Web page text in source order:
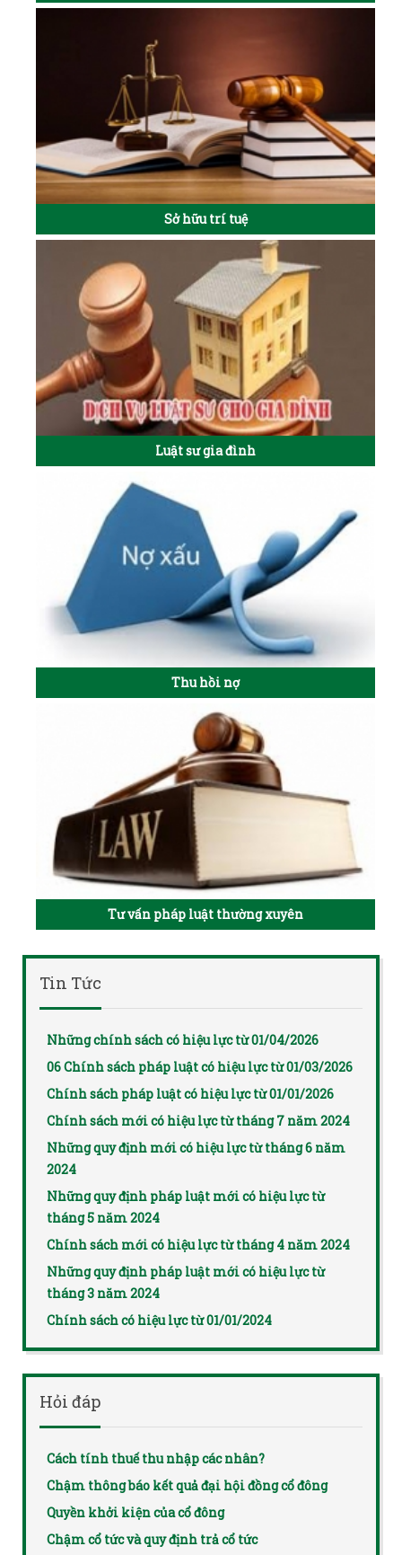
Sở hữu trí tuệ
Luật sư gia đình
Thu hồi nợ
Tư vấn pháp luật thường xuyên
Tin Tức
Những chính sách có hiệu lực từ 01/04/2026
06 Chính sách pháp luật có hiệu lực từ 01/03/2026
Chính sách pháp luật có hiệu lực từ 01/01/2026
Chính sách mới có hiệu lực từ tháng 7 năm 2024
Những quy định mới có hiệu lực từ tháng 6 năm
2024
Những quy định pháp luật mới có hiệu lực từ
tháng 5 năm 2024
Chính sách mới có hiệu lực từ tháng 4 năm 2024
Những quy định pháp luật mới có hiệu lực từ
tháng 3 năm 2024
Chính sách có hiệu lực từ 01/01/2024
Hỏi đáp
Cách tính thuế thu nhập các nhân?
Chậm thông báo kết quả đại hội đồng cổ đông
Quyền khởi kiện của cổ đông
Chậm cổ tức và quy định trả cổ tức